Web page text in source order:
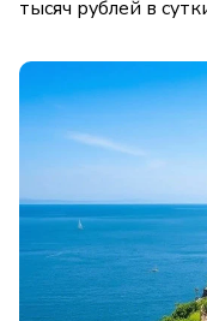
тысяч рублей в